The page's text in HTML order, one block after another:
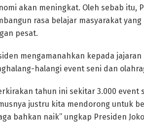
akan meningkat. Oleh sebab itu,
rasa belajar masyarakat
pesat.
mengamanahkan kepada
halangi event seni dan
tahun ini sekitar 3.000 event
justru kita mendorong untuk
bahkan naik” ungkap Presiden